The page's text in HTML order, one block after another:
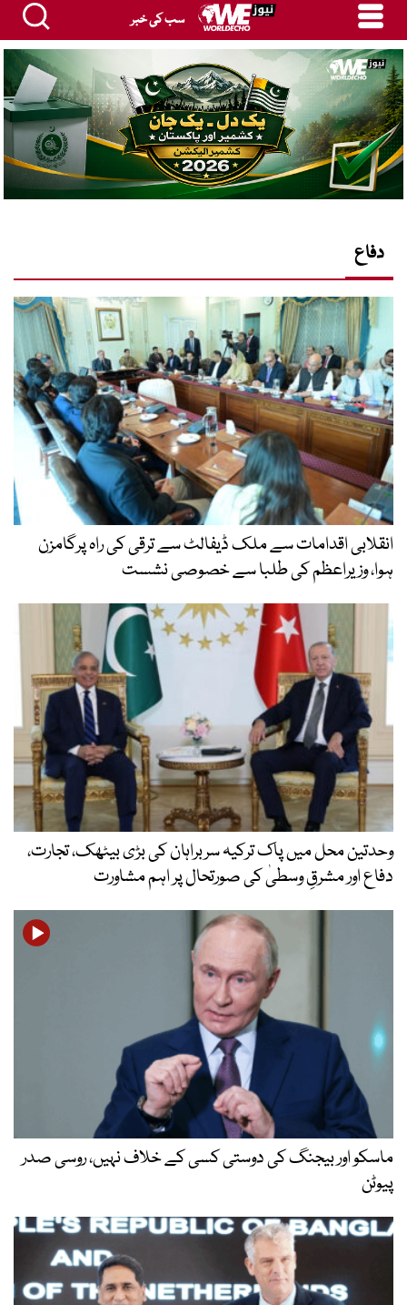
سب کی خبر
دفاع
انقلابی اقدامات سے ملک ڈیفالٹ سے ترقی کی راہ پرگامزن
ہوا، وزیراعظم کی طلبا سے خصوصی نشست
وحدتین محل میں پاک ترکیہ سربراہان کی بڑی بیٹھک، تجارت،
دفاع اور مشرقِ وسطیٰ کی صورتحال پر اہم مشاورت
ماسکو اور بیجنگ کی دوستی کسی کے خلاف نہیں، روسی صدر
پیوٹن